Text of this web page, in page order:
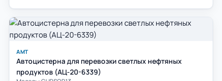
АМТ
Автоцистерна для перевозки светлых нефтяных
продуктов (АЦ-20-6339)